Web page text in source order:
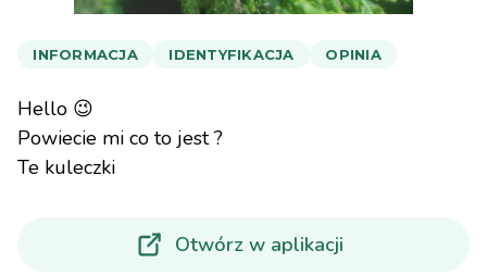
INFORMACJA IDENTYFIKACJA OPINIA
Hello 😉
Powiecie mi co to jest ?
Te kuleczki
Otwórz w aplikacji